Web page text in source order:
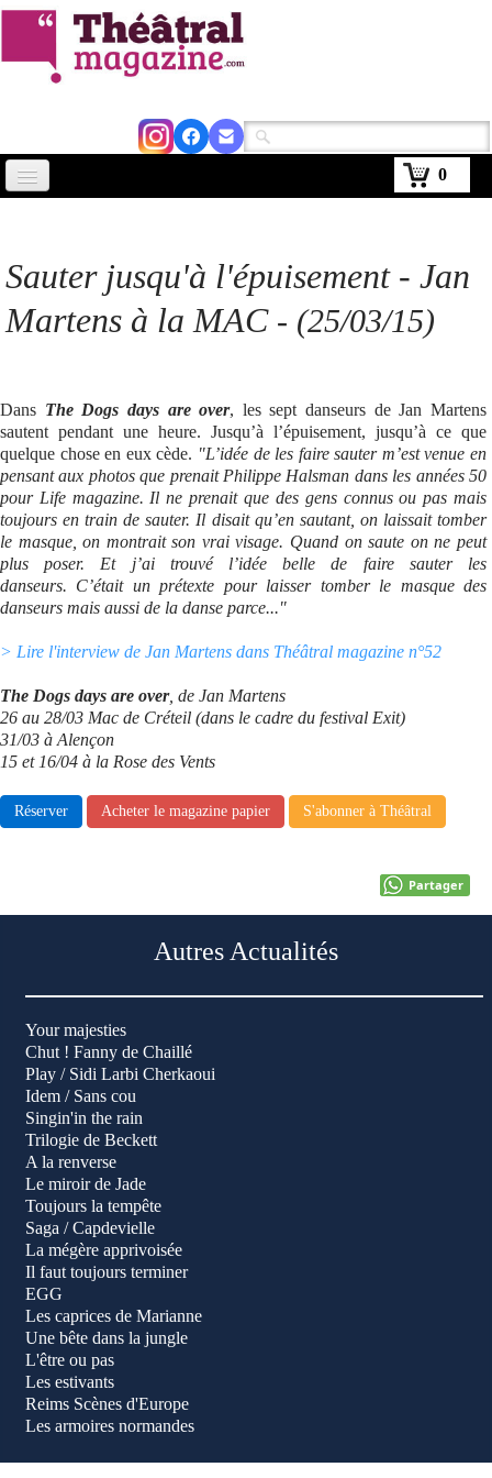
0
Avignon 2026
Kiosque
Abonnement▼
Se connecter
Sauter jusqu'à l'épuisement - Jan
Martens à la MAC - (25/03/15)
Dans The Dogs days are over, les sept danseurs de Jan Martens
sautent pendant une heure. Jusqu’à l’épuisement, jusqu’à ce que
quelque chose en eux cède. "L’idée de les faire sauter m’est venue en
pensant aux photos que prenait Philippe Halsman dans les années 50
pour Life magazine. Il ne prenait que des gens connus ou pas mais
toujours en train de sauter. Il disait qu’en sautant, on laissait tomber
le masque, on montrait son vrai visage. Quand on saute on ne peut
plus poser. Et j’ai trouvé l’idée belle de faire sauter les
danseurs. C’était un prétexte pour laisser tomber le masque des
danseurs mais aussi de la danse parce..."
> Lire l'interview de Jan Martens dans Théâtral magazine n°52
The Dogs days are over, de Jan Martens
26 au 28/03 Mac de Créteil (dans le cadre du festival Exit)
31/03 à Alençon
15 et 16/04 à la Rose des Vents
Réserver Acheter le magazine papier S'abonner à Théâtral
Partager
Autres Actualités
Your majesties
Chut ! Fanny de Chaillé
Play / Sidi Larbi Cherkaoui
Idem / Sans cou
Singin'in the rain
Trilogie de Beckett
A la renverse
Le miroir de Jade
Toujours la tempête
Saga / Capdevielle
La mégère apprivoisée
Il faut toujours terminer
EGG
Les caprices de Marianne
Une bête dans la jungle
L'être ou pas
Les estivants
Reims Scènes d'Europe
Les armoires normandes